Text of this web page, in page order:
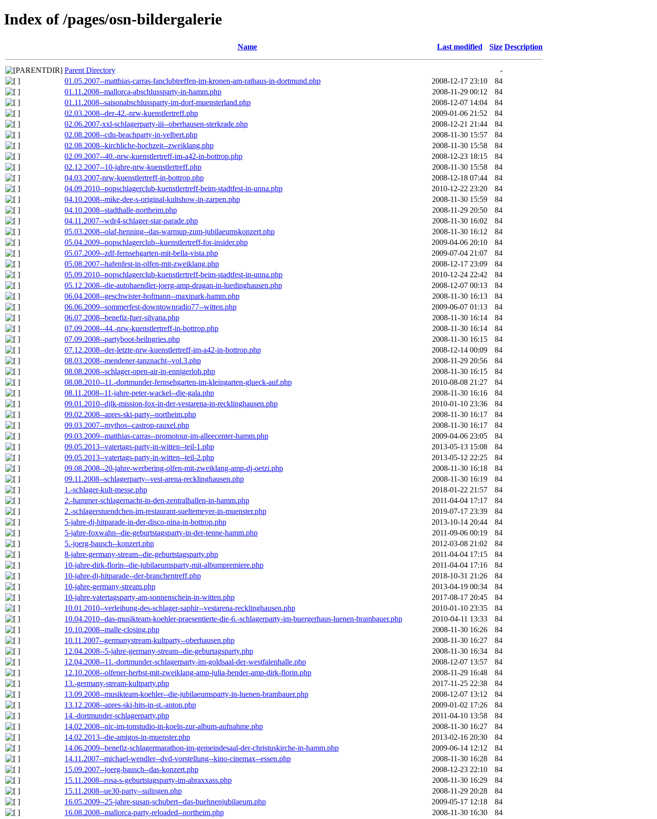
Index of /pages/osn-bildergalerie
Name Last modified Size Description
Parent Directory
-
01.05.2007--matthias-carras-fanclubtreffen-im-kronen-am-rathaus-in-dortmund.php
2008-12-17 23:10
84
01.11.2008--mallorca-abschlussparty-in-hamm.php
2008-11-29 00:12
84
01.11.2008--saisonabschlussparty-im-dorf-muensterland.php
2008-12-07 14:04
84
02.03.2008--der-42.-nrw-kuenstlertreff.php
2009-01-06 21:52
84
02.06.2007-xxl-schlagerparty-iii--oberhausen-sterkrade.php
2008-12-21 21:44
84
02.08.2008--cdu-beachparty-in-velbert.php
2008-11-30 15:57
84
02.08.2008--kirchliche-hochzeit--zweiklang.php
2008-11-30 15:58
84
02.09.2007--40.-nrw-kuenstlertreff-im-a42-in-bottrop.php
2008-12-23 18:15
84
02.12.2007--10-jahre-nrw-kuenstlertreff.php
2008-11-30 15:58
84
04.03.2007-nrw-kuenstlertreff-in-bottrop.php
2008-12-18 07:44
84
04.09.2010--popschlagerclub-kuenstlertreff-beim-stadtfest-in-unna.php
2010-12-22 23:20
84
04.10.2008--mike-dee-s-original-kultshow-in-zarpen.php
2008-11-30 15:59
84
04.10.2008--stadthalle-northeim.php
2008-11-29 20:50
84
04.11.2007--wdr4-schlager-star-parade.php
2008-11-30 16:02
84
05.03.2008--olaf-henning--das-warmup-zum-jubilaeumskonzert.php
2008-11-30 16:12
84
05.04.2009--popschlagerclub--kuenstlertreff-for-insider.php
2009-04-06 20:10
84
05.07.2009--zdf-fernsehgarten-mit-bella-vista.php
2009-07-04 21:07
84
05.08.2007--hafenfest-in-olfen-mit-zweiklang.php
2008-12-17 23:09
84
05.09.2010--popschlagerclub-kuenstlertreff-beim-stadtfest-in-unna.php
2010-12-24 22:42
84
05.12.2008--die-autohaendler-joerg-amp-dragan-in-luedinghausen.php
2008-12-07 00:13
84
06.04.2008--geschwister-hofmann--maxipark-hamm.php
2008-11-30 16:13
84
06.06.2009--sommerfest-downtownradio77--witten.php
2009-06-07 01:13
84
06.07.2008--benefiz-fuer-silvana.php
2008-11-30 16:14
84
07.09.2008--44.-nrw-kuenstlertreff-in-bottrop.php
2008-11-30 16:14
84
07.09.2008--partyboot-beilngries.php
2008-11-30 16:15
84
07.12.2008--der-letzte-nrw-kuenstlertreff-im-a42-in-bottrop.php
2008-12-14 00:09
84
08.03.2008--mendener-tanznacht--vol.3.php
2008-11-29 20:56
84
08.08.2008--schlager-open-air-in-ennigerloh.php
2008-11-30 16:15
84
08.08.2010--11.-dortmunder-fernsehgarten-im-kleingarten-glueck-auf.php
2010-08-08 21:27
84
08.11.2008--11-jahre-peter-wackel--die-gala.php
2008-11-30 16:16
84
09.01.2010--djlk-mission-fox-in-der-vestarena-in-recklinghausen.php
2010-01-10 23:36
84
09.02.2008--apres-ski-party--northeim.php
2008-11-30 16:17
84
09.03.2007--mythos--castrop-rauxel.php
2008-11-30 16:17
84
09.03.2009--matthias-carras--promotour-im-alleecenter-hamm.php
2009-04-06 23:05
84
09.05.2013--vatertags-party-in-witten--teil-1.php
2013-05-13 15:08
84
09.05.2013--vatertags-party-in-witten--teil-2.php
2013-05-12 22:25
84
09.08.2008--20-jahre-werbering-olfen-mit-zweiklang-amp-dj-oetzi.php
2008-11-30 16:18
84
09.11.2008--schlagerparty--vest-arena-recklinghausen.php
2008-11-30 16:19
84
1.-schlager-kult-messe.php
2018-01-22 21:57
84
2.-hammer-schlagernacht-in-den-zentralhallen-in-hamm.php
2011-04-04 17:17
84
2.-schlagerstuendchen-im-restaurant-sueltemeyer-in-muenster.php
2019-07-17 23:39
84
5-jahre-dj-hitparade-in-der-disco-nina-in-bottrop.php
2013-10-14 20:44
84
5-jahre-foxwahn--die-geburtstagsparty-in-der-tenne-hamm.php
2011-09-06 00:19
84
5.-joerg-bausch--konzert.php
2012-03-08 21:02
84
8-jahre-germany-stream--die-geburtstagsparty.php
2011-04-04 17:15
84
10-jahre-dirk-florin--die-jubilaeumsparty-mit-albumpremiere.php
2011-04-04 17:16
84
10-jahre-dj-hitparade--der-branchentreff.php
2018-10-31 21:26
84
10-jahre-germany-stream.php
2013-04-19 00:34
84
10-jahre-vatertagsparty-am-sonnenschein-in-witten.php
2017-08-17 20:45
84
10.01.2010--verleihung-des-schlager-saphir--vestarena-recklinghausen.php
2010-01-10 23:35
84
10.04.2010--das-musikteam-koehler-praesentierte-die-6.-schlagerparty-im-buergerhaus-luenen-brambauer.php
2010-04-11 13:33
84
10.10.2008--malle-closing.php
2008-11-30 16:26
84
10.11.2007--germanystream-kultparty--oberhausen.php
2008-11-30 16:27
84
12.04.2008--5-jahre-germany-stream--die-geburtagsparty.php
2008-11-30 16:34
84
12.04.2008--11.-dortmunder-schlagerparty-im-goldsaal-der-westfalenhalle.php
2008-12-07 13:57
84
12.10.2008--olfener-herbst-mit-zweiklang-amp-julia-bender-amp-dirk-florin.php
2008-11-29 16:48
84
13.-germany-stream-kultparty.php
2017-11-25 22:38
84
13.09.2008--musikteam-koehler--die-jubilaeumsparty-in-luenen-brambauer.php
2008-12-07 13:12
84
13.12.2008--apres-ski-hits-in-st.-anton.php
2009-01-02 17:26
84
14.-dortmunder-schlagerparty.php
2011-04-10 13:58
84
14.02.2008--nic-im-tonstudio-in-koeln-zur-album-aufnahme.php
2008-11-30 16:27
84
14.02.2013--die-amigos-in-muenster.php
2013-02-16 20:30
84
14.06.2009--benefiz-schlagermarathon-im-gemeindesaal-der-christuskirche-in-hamm.php
2009-06-14 12:12
84
14.11.2007--michael-wendler--dvd-vorstellung--kino-cinemax--essen.php
2008-11-30 16:28
84
15.09.2007--joerg-bausch--das-konzert.php
2008-12-23 22:10
84
15.11.2008--rosa-s-geburtstagsparty-im-abraxxass.php
2008-11-30 16:29
84
15.11.2008--ue30-party--sulingen.php
2008-11-29 20:28
84
16.05.2009--25-jahre-susan-schubert--das-buehnenjubilaeum.php
2009-05-17 12:18
84
16.08.2008--mallorca-party-reloaded--northeim.php
2008-11-30 16:30
84